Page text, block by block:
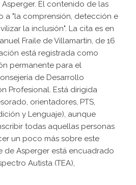
El contenido de las
a "la comprensión, detección e
la inclusión". La cita es en
Fraile de Villamartín, de 16
está registrada como
permanente para el
de Desarrollo
Profesional. Está dirigida
orientadores, PTS,
y Lenguaje), aunque
todas aquellas personas
un poco más sobre este
de Asperger está encuadrado
Autista (TEA),